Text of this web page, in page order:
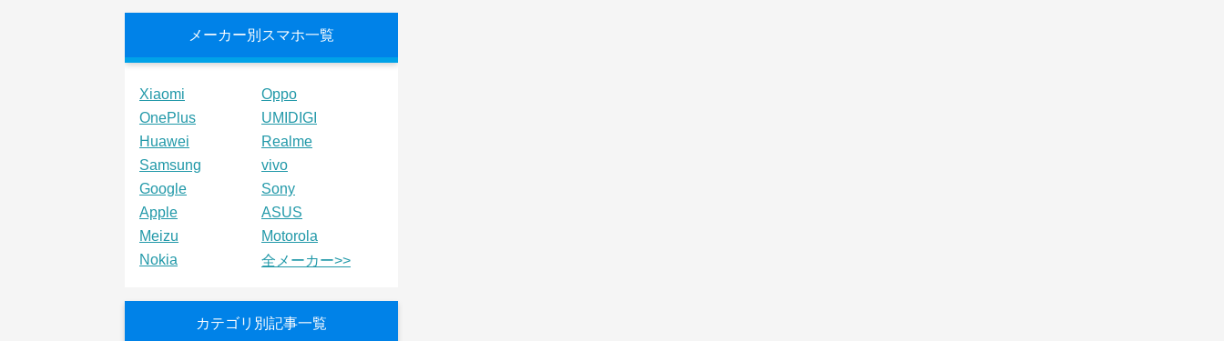
メーカー別スマホ一覧
Xiaomi
Oppo
OnePlus
UMIDIGI
Huawei
Realme
Samsung
vivo
Google
Sony
Apple
ASUS
Meizu
Motorola
Nokia
全メーカー>>
カテゴリ別記事一覧